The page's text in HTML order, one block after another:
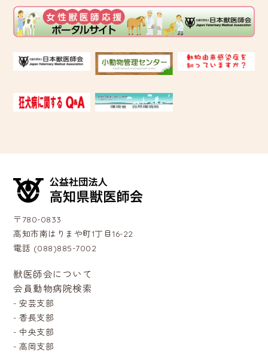
〒780-0833
高知市南はりまや町1丁目16-22
電話 (088)885-7002
獣医師会について
会員動物病院検索
-安芸支部
-香長支部
- 中央支部
-高岡支部